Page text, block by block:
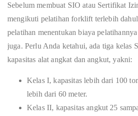
Sebelum membuat SIO atau Sertifikat
mengikuti pelatihan forklift terlebih
pelatihan menentukan biaya
juga. Perlu Anda ketahui, ada tiga kelas
kapasitas alat angkat dan angkut, yakni:
Kelas I, kapasitas lebih dari 100
lebih dari 60 meter.
Kelas II, kapasitas angkut 25